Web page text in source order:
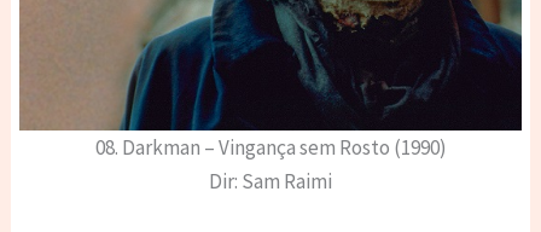
08. Darkman – Vingança sem Rosto (1990)
Dir: Sam Raimi